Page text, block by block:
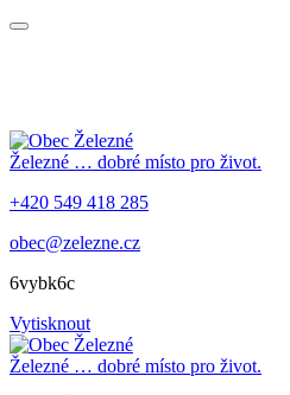
Železné … dobré místo pro život.
+420 549 418 285
obec@zelezne.cz
6vybk6c
Vytisknout
Železné … dobré místo pro život.